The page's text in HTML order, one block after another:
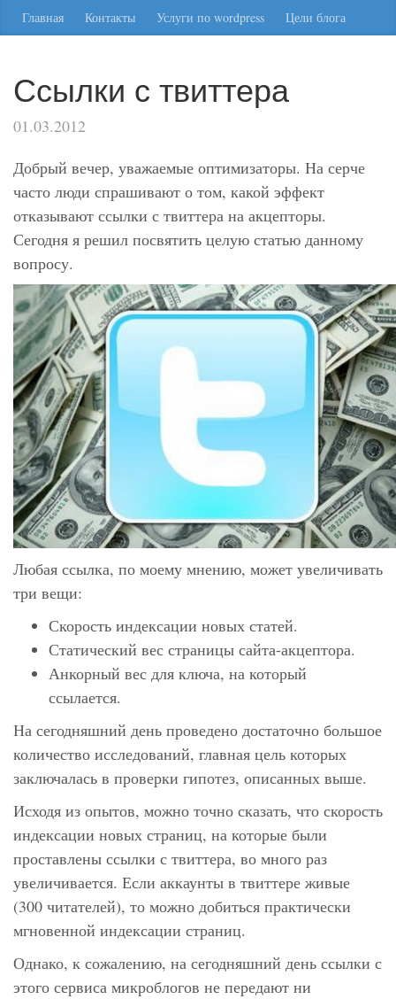
Главная Контакты Услуги по wordpress Цели блога
Ссылки с твиттера
01.03.2012
Добрый вечер, уважаемые оптимизаторы. На серче
часто люди спрашивают о том, какой эффект
отказывают ссылки с твиттера на акцепторы.
Сегодня я решил посвятить целую статью данному
вопросу.
Любая ссылка, по моему мнению, может увеличивать
три вещи:
Скорость индексации новых статей.
Статический вес страницы сайта-акцептора.
Анкорный вес для ключа, на который
ссылается.
На сегодняшний день проведено достаточно большое
количество исследований, главная цель которых
заключалась в проверки гипотез, описанных выше.
Исходя из опытов, можно точно сказать, что скорость
индексации новых страниц, на которые были
проставлены ссылки с твиттера, во много раз
увеличивается. Если аккаунты в твиттере живые
(300 читателей), то можно добиться практически
мгновенной индексации страниц.
Однако, к сожалению, на сегодняшний день ссылки с
этого сервиса микроблогов не передают ни